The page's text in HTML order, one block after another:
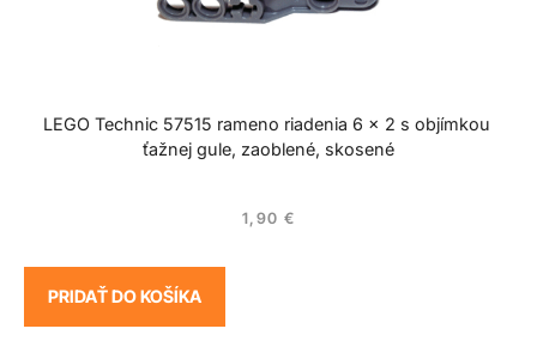
LEGO Technic 57515 rameno riadenia 6 x 2 s objímkou ​​
ťažnej gule, zaoblené, skosené
1,90 €
PRIDAŤ DO KOŠÍKA